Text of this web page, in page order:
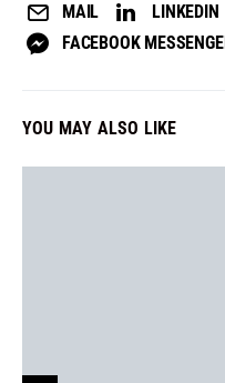
MAIL
LINKEDIN
FACEBOOK
YOU MAY ALSO LIKE